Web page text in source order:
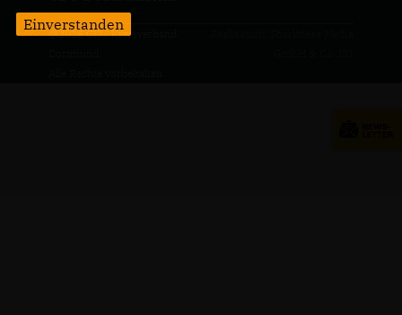
@2026 CDU Kreisverband
Einverstanden